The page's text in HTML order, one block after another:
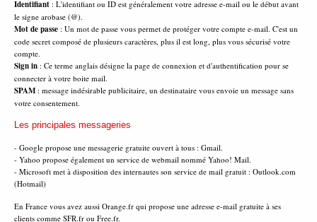
Identifiant : L'identifiant ou ID est généralement votre adresse e-mail ou le début avant
le signe arobase (@).
Mot de passe : Un mot de passe vous permet de protéger votre compte e-mail. C'est un
code secret composé de plusieurs caractères, plus il est long, plus vous sécurisé votre
compte.
Sign in : Ce terme anglais désigne la page de connexion et d'authentification pour se
connecter à votre boite mail.
SPAM : message indésirable publicitaire, un destinataire vous envoie un message sans
votre consentement.
Les principales messageries
- Google propose une messagerie gratuite ouvert à tous : Gmail.
- Yahoo propose également un service de webmail nommé Yahoo! Mail.
- Microsoft met à disposition des internautes son service de mail gratuit : Outlook.com
(Hotmail)
En France vous avez aussi Orange.fr qui propose une adresse e-mail gratuite à ses
clients comme SFR.fr ou Free.fr.